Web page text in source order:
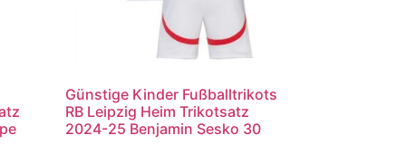
Günstige Kinder Fußballtrikots
RB Leipzig Heim Trikotsatz
2024-25 Benjamin Sesko 30